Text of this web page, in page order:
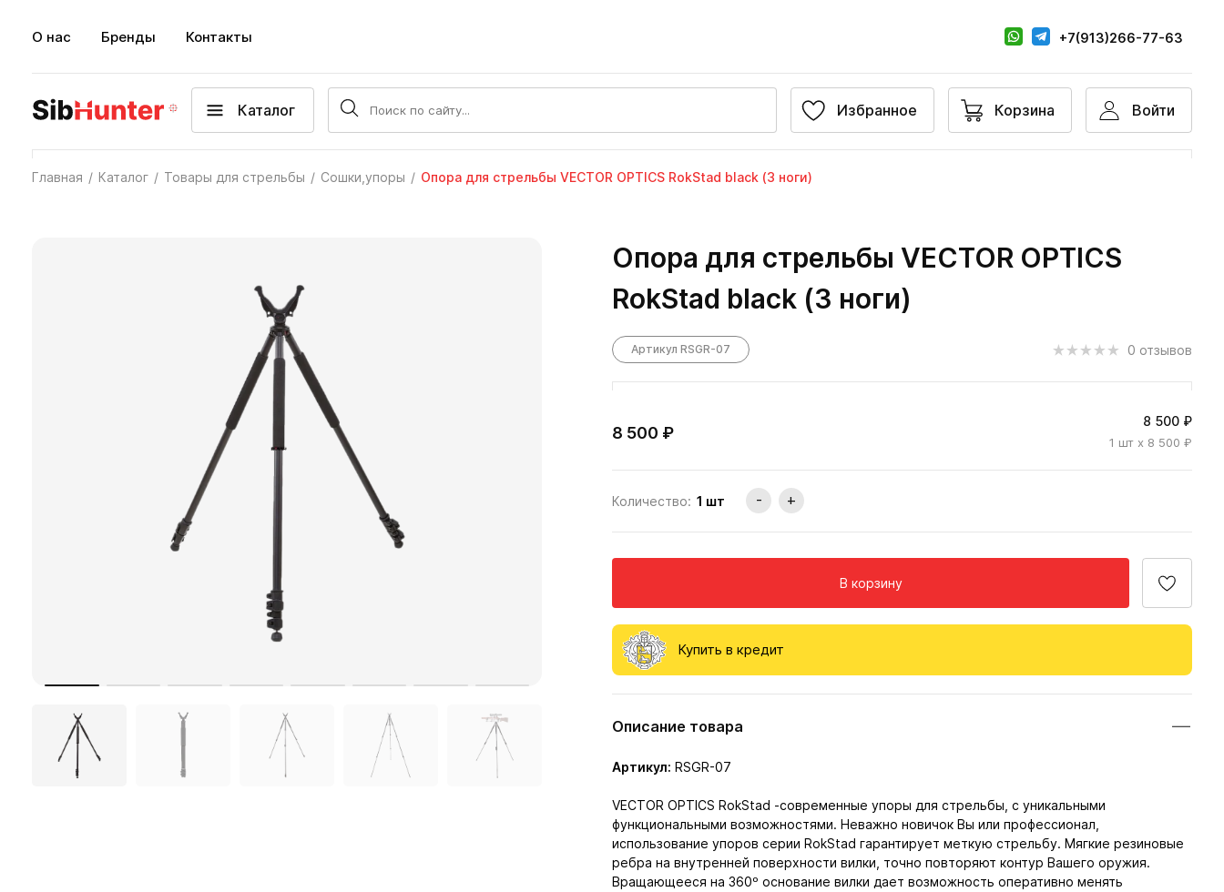
О нас Бренды Контакты +7(913)266-77-63
Каталог Избранное Корзина Войти
Главная Каталог Товары для стрельбы Сошки,упоры Опора для стрельбы VECTOR OPTICS RokStad black (3 ноги)
Опора для стрельбы VECTOR OPTICS
RokStad black (3 ноги)
Артикул RSGR-07 0 отзывов
8 500 ₽
8 500 ₽
1 шт x 8 500 ₽
Количество: 1 шт - +
В корзину
Купить в кредит
Описание товара
Артикул: RSGR-07
VECTOR OPTICS RokStad -современные упоры для стрельбы, с уникальными
функциональными возможностями. Неважно новичок Вы или профессионал,
использование упоров серии RokStad гарантирует меткую стрельбу. Мягкие резиновые
ребра на внутренней поверхности вилки, точно повторяют контур Вашего оружия.
Вращающееся на 360º основание вилки дает возможность оперативно менять